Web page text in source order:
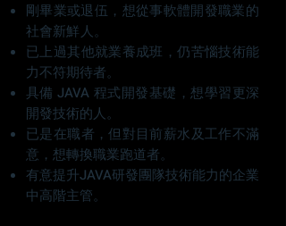
剛畢業或退伍，想從事軟體開發職業的
社會新鮮人。
已上過其他就業養成班，仍苦惱技術能
力不符期待者。
具備 JAVA 程式開發基礎，想學習更深
開發技術的人。
已是在職者，但對目前薪水及工作不滿
意，想轉換職業跑道者。
有意提升JAVA研發團隊技術能力的企業
中高階主管。